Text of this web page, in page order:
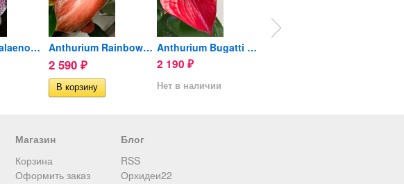
Орхидея Phalaenopsis I-Hsin... Anthurium Rainbow Champion
2 590 ₽
Anthurium Bugatti Royale...
2 190 ₽
Нет в наличии
Магазин
Корзина
Оформить заказ
Блог
RSS
Орхидеи22